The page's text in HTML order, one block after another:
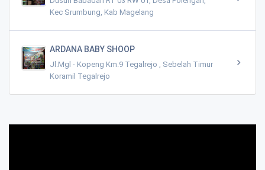
Kec Srumbung, Kab Magelang
ARDANA BABY SHOOP
Jl.Mgl - Kopeng Km.9 Tegalrejo , Sebelah Timur
Koramil Tegalrejo